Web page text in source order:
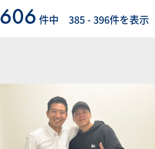
606 件中 385 - 396件を表示